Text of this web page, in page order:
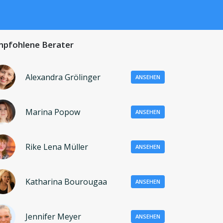
Berater
Alexandra Grölinger ANSEHEN
Marina Popow ANSEHEN
Rike Lena Müller ANSEHEN
Katharina Bourougaa ANSEHEN
Jennifer Meyer ANSEHEN